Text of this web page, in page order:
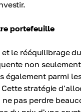
portefeuille
le rééquilibrage
non
également parmi
stratégie
pas perdre